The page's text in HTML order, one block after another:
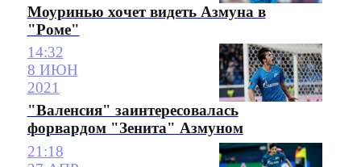
Моуринью хочет видеть Азмуна в
"Роме"
14:32
8 ИЮН
2021
"Валенсия" заинтересовалась
форвардом "Зенита" Азмуном
21:18